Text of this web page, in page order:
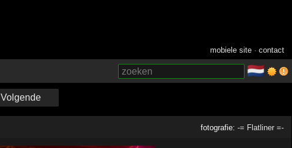
mobiele site ·contact
🇳🇱
Volgende
fotografie:-= Flatliner =-